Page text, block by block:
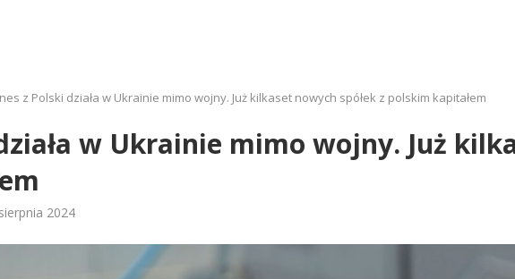
z Polski działa w Ukrainie mimo wojny. Już kilkaset nowych spółek z polskim kapitałem
w Ukrainie mimo wojny. Już
2024